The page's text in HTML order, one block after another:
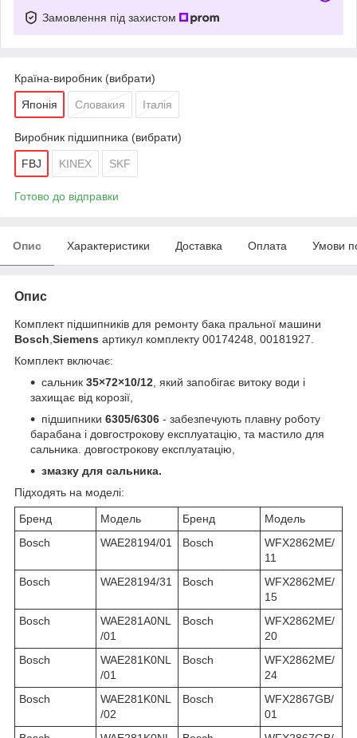
Замовлення під захистом
Країна-виробник (вибрати)
Японія Словакия Італія
Виробник підшипника (вибрати)
FBJ KINEX SKF
Готово до відправки
Опис Характеристики Доставка Оплата Умови
Опис
Комплект підшипників для ремонту бака пральної машини
Bosch Siemens артикул комплекту 00174248, 00181927.
Комплект включає:
сальник 35×72×10/12 , який запобігає витоку води і
захищає від корозії,
підшипники 6305/6306 - забезпечують плавну роботу
барабана і довгострокову експлуатацію, та мастило для
сальника. довгострокову експлуатацію,
змазку для сальника.
Підходять на моделі:
Бренд Модель Бренд
Модель
Bosch
WAE28194/01 Bosch
WFX2862ME/
11
Bosch
WAE28194/31 Bosch
WFX2862ME/
15
Bosch
WAE281A0NL
/01
Bosch
WFX2862ME/
20
Bosch
WAE281K0NL
/01
Bosch
WFX2862ME/
24
Bosch
WAE281K0NL
/02
Bosch
WFX2867GB/
01